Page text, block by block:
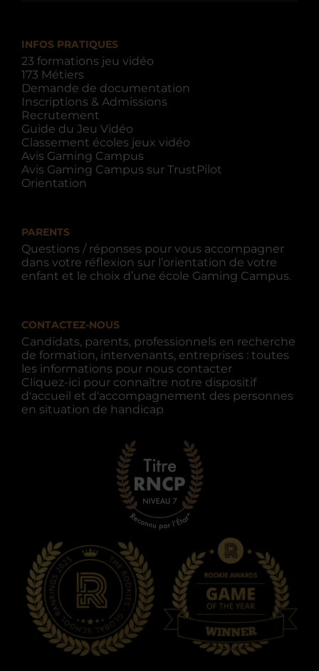
INFOS PRATIQUES
23 formations jeu vidéo
173 Métiers
Demande de documentation
Inscriptions & Admissions
Recrutement
Guide du Jeu Vidéo
Classement écoles jeux vidéo
Avis Gaming Campus
Avis Gaming Campus sur TrustPilot
Orientation
PARENTS
Questions / réponses pour vous accompagner
dans votre réflexion sur l’orientation de votre
enfant et le choix d’une école Gaming Campus.
CONTACTEZ-NOUS
Candidats, parents, professionnels en recherche
de formation, intervenants, entreprises : toutes
les informations pour nous contacter
Cliquez-ici pour connaître notre dispositif
d'accueil et d'accompagnement des personnes
en situation de handicap